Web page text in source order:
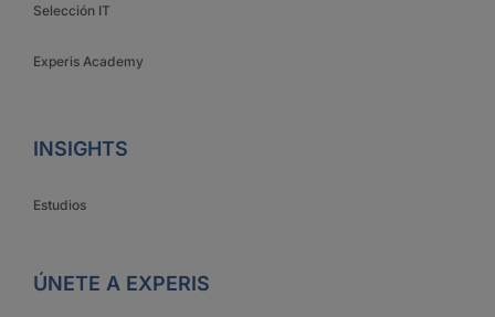
Selección IT
Experis Academy
INSIGHTS
Estudios
ÚNETE A EXPERIS